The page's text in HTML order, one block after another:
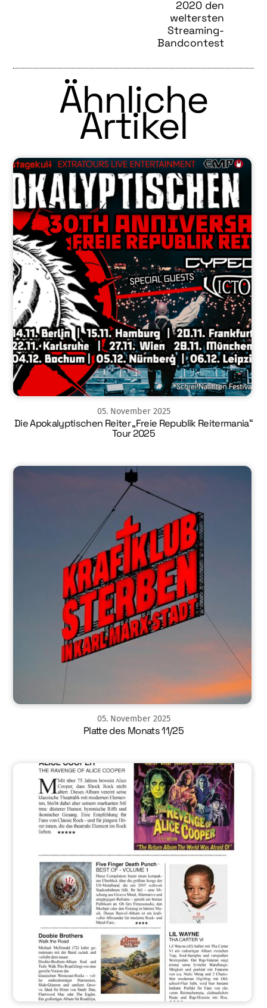
2020 den
weltersten
Streaming-
Bandcontest
Ähnliche
Artikel
05. November 2025
Die Apokalyptischen Reiter „Freie Republik Reitermania“
Tour 2025
05. November 2025
Platte des Monats 11/25